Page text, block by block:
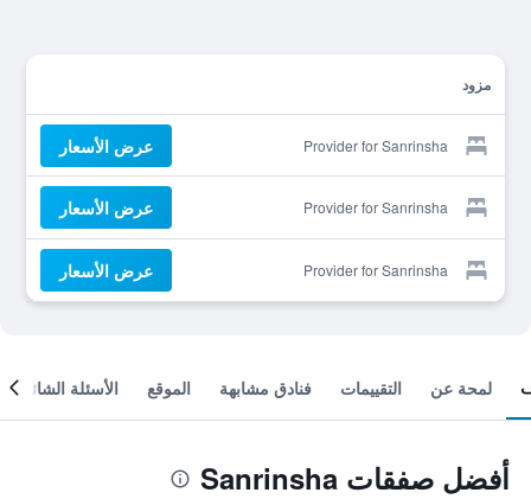
مزود
Provider for Sanrinsha عرض الأسعار
Provider for Sanrinsha عرض الأسعار
Provider for Sanrinsha عرض الأسعار
لمحة عن التقييمات فنادق مشابهة الموقع الأسئلة الشائعة
أفضل صفقات Sanrinsha